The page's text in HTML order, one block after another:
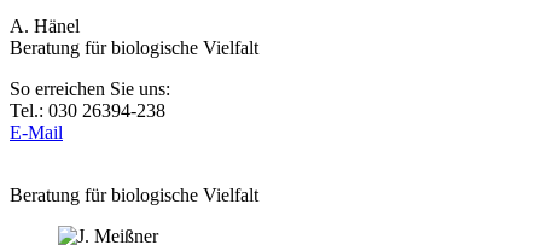
A. Hänel
Beratung für biologische Vielfalt
So erreichen Sie uns:
Tel.: 030 26394-238
E-Mail
Beratung für biologische Vielfalt